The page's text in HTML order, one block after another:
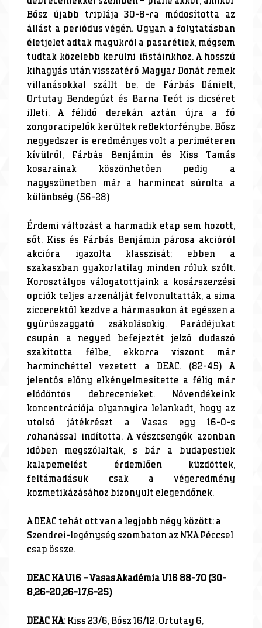
Bősz újabb triplája 30-8-ra módosította az
állást a periódus végén. Ugyan a folytatásban
életjelet adtak magukról a pasarétiek, mégsem
tudtak közelebb kerülni ifistáinkhoz. A hosszú
kihagyás után visszatérő Magyar Donát remek
villanásokkal szállt be, de Fárbás Dánielt,
Ortutay Bendegúzt és Barna Teót is dicséret
illeti. A félidő derekán aztán újra a fő
zongoracipelők kerültek reflektorfénybe. Bősz
negyedszer is eredményes volt a periméteren
kívülről, Fárbás Benjámin és Kiss Tamás
kosarainak köszönhetően pedig a
nagyszünetben már a harmincat súrolta a
különbség. (56-28)
Érdemi változást a harmadik etap sem hozott,
sőt. Kiss és Fárbás Benjámin párosa akcióról
akcióra igazolta klasszisát; ebben a
szakaszban gyakorlatilag minden róluk szólt.
Korosztályos válogatottjaink a kosárszerzési
opciók teljes arzenálját felvonultatták, a sima
ziccerektől kezdve a hármasokon át egészen a
gyűrűszaggató zsákolásokig. Parádéjukat
csupán a negyed befejeztét jelző dudaszó
szakította félbe, ekkorra viszont már
harminchéttel vezetett a DEAC. (82-45) A
jelentős előny elkényelmesítette a félig már
elődöntős debrecenieket. Növendékeink
koncentrációja olyannyira lelankadt, hogy az
utolsó játékrészt a Vasas egy 16-0-s
rohanással indította. A vészcsengők azonban
időben megszólaltak, s bár a budapestiek
kalapemelést érdemlően küzdöttek,
feltámadásuk csak a végeredmény
kozmetikázásához bizonyult elegendőnek.
A DEAC tehát ott van a legjobb négy között; a
Szendrei-legénység szombaton az NKA Péccsel
csap össze.
DEAC KA U16 – Vasas Akadémia U16 88-70 (30-
8,26-20,26-17,6-25)
DEAC KA:Kiss 23/6, Bősz 16/12, Ortutay 6,